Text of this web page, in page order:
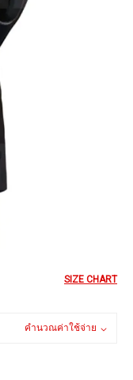
SIZE CHART
คำนวณค่าใช้จ่าย